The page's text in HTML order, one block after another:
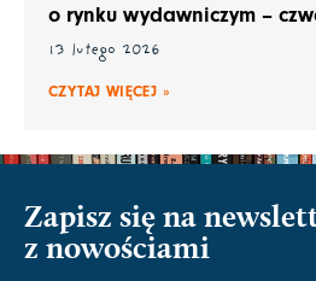
o rynku wydawniczym –
13 lutego 2026
CZYTAJ WIĘCEJ »
Zapisz się na
z nowościami